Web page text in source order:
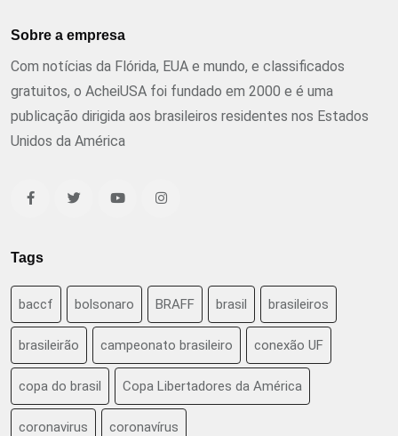
Sobre a empresa
Com notícias da Flórida, EUA e mundo, e classificados
gratuitos, o AcheiUSA foi fundado em 2000 e é uma
publicação dirigida aos brasileiros residentes nos Estados
Unidos da América
Tags
baccf bolsonaro BRAFF brasil brasileiros
brasileirão campeonato brasileiro conexão UF
copa do brasil Copa Libertadores da América
coronavirus coronavírus